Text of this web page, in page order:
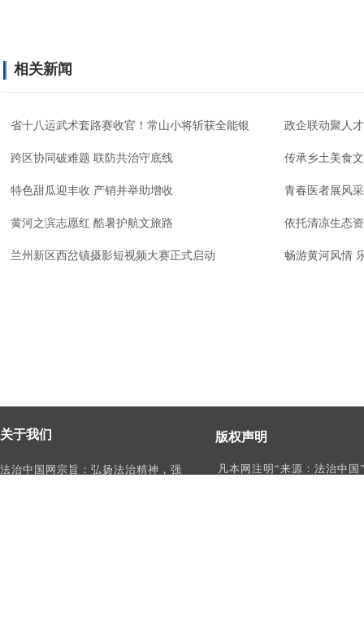
相关新闻
省十八运武术套路赛收官！常山小将斩获全能银 政企联动聚人
跨区协同破难题 联防共治守底线 传承乡土美食
特色甜瓜迎丰收 产销并举助增收 青春医者展风
黄河之滨志愿红 酷暑护航文旅路 依托清凉生态
兰州新区西岔镇摄影短视频大赛正式启动 畅游黄河风情
版权声明
凡本网注明“来源：法治中国
关于我们
法治中国网宗旨：弘扬法治精神，强